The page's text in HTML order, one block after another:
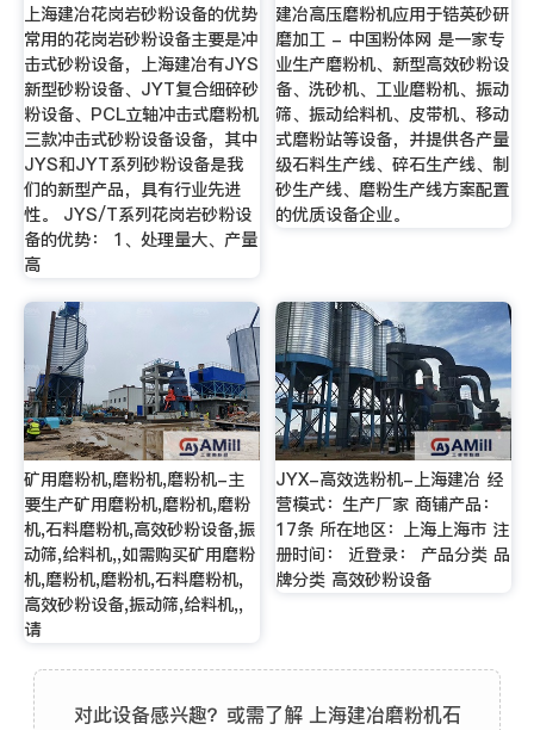
上海建冶花岗岩砂粉设备的优势
常用的花岗岩砂粉设备主要是冲
击式砂粉设备，上海建冶有JYS
新型砂粉设备、JYT复合细碎砂
粉设备、PCL立轴冲击式磨粉机
三款冲击式砂粉设备设备，其中
JYS和JYT系列砂粉设备是我
们的新型产品，具有行业先进
性。 JYS/T系列花岗岩砂粉设
备的优势： 1、处理量大、产量
高
建冶高压磨粉机应用于锆英砂研
磨加工 - 中国粉体网 是一家专
业生产磨粉机、新型高效砂粉设
备、洗砂机、工业磨粉机、振动
筛、振动给料机、皮带机、移动
式磨粉站等设备，并提供各产量
级石料生产线、碎石生产线、制
砂生产线、磨粉生产线方案配置
的优质设备企业。
矿用磨粉机,磨粉机,磨粉机-主
要生产矿用磨粉机,磨粉机,磨粉
机,石料磨粉机,高效砂粉设备,振
动筛,给料机,,如需购买矿用磨粉
机,磨粉机,磨粉机,石料磨粉机,
高效砂粉设备,振动筛,给料机,,
请
JYX-高效选粉机-上海建冶 经
营模式：生产厂家 商铺产品：
17条 所在地区：上海上海市 注
册时间： 近登录： 产品分类 品
牌分类 高效砂粉设备
对此设备感兴趣？或需了解 上海建冶磨粉机石